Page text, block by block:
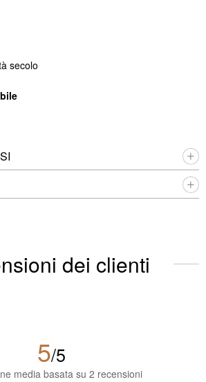
secolo
dei clienti
5/5
media basata su 2 recensioni